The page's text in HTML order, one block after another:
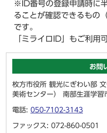
※ID番号の登録申請時に
ることが確認できるもの
です。
「ミライロID」もご利用
お問
枚方市役所 観光にぎわい部
美術センター） 南部生涯学習
電話: 050-7102-3143
ファックス: 072-860-0501